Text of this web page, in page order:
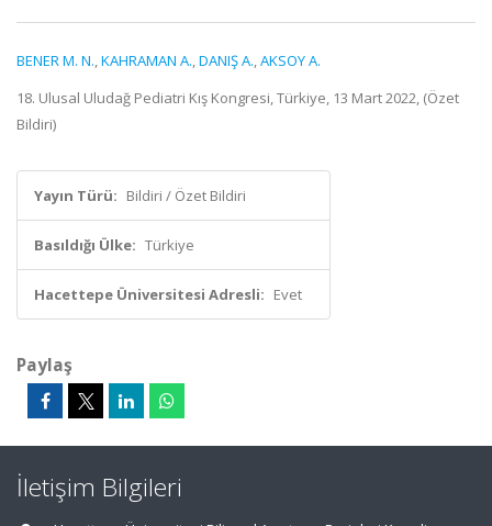
BENER M. N.,KAHRAMAN A.,DANIŞ A.,AKSOY A.
18. Ulusal Uludağ Pediatri Kış Kongresi, Türkiye, 13 Mart 2022, (Özet
Bildiri)
Yayın Türü: Bildiri / Özet Bildiri
Basıldığı Ülke: Türkiye
Hacettepe Üniversitesi Adresli: Evet
Paylaş
İletişim Bilgileri